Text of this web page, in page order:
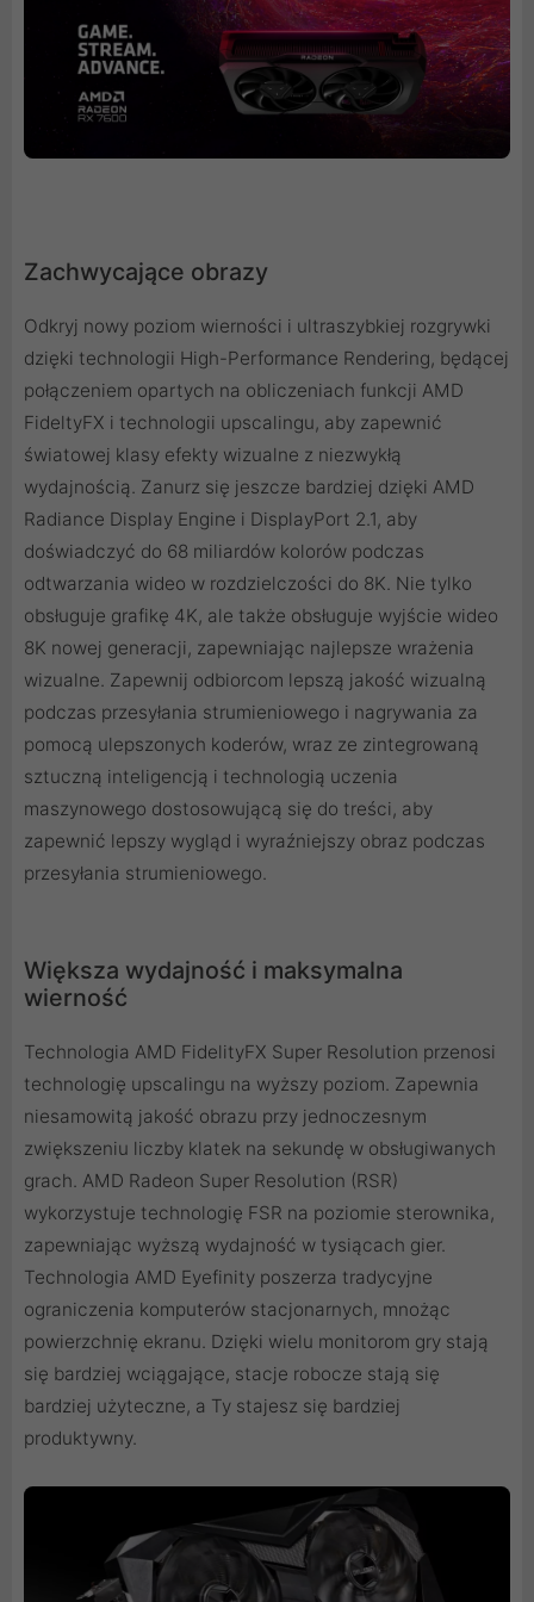
Zachwycające obrazy
Odkryj nowy poziom wierności i ultraszybkiej rozgrywki
dzięki technologii High-Performance Rendering, będącej
połączeniem opartych na obliczeniach funkcji AMD
FideltyFX i technologii upscalingu, aby zapewnić
światowej klasy efekty wizualne z niezwykłą
wydajnością. Zanurz się jeszcze bardziej dzięki AMD
Radiance Display Engine i DisplayPort 2.1, aby
doświadczyć do 68 miliardów kolorów podczas
odtwarzania wideo w rozdzielczości do 8K. Nie tylko
obsługuje grafikę 4K, ale także obsługuje wyjście wideo
8K nowej generacji, zapewniając najlepsze wrażenia
wizualne. Zapewnij odbiorcom lepszą jakość wizualną
podczas przesyłania strumieniowego i nagrywania za
pomocą ulepszonych koderów, wraz ze zintegrowaną
sztuczną inteligencją i technologią uczenia
maszynowego dostosowującą się do treści, aby
zapewnić lepszy wygląd i wyraźniejszy obraz podczas
przesyłania strumieniowego.
Większa wydajność i maksymalna
wierność
Technologia AMD FidelityFX Super Resolution przenosi
technologię upscalingu na wyższy poziom. Zapewnia
niesamowitą jakość obrazu przy jednoczesnym
zwiększeniu liczby klatek na sekundę w obsługiwanych
grach. AMD Radeon Super Resolution (RSR)
wykorzystuje technologię FSR na poziomie sterownika,
zapewniając wyższą wydajność w tysiącach gier.
Technologia AMD Eyefinity poszerza tradycyjne
ograniczenia komputerów stacjonarnych, mnożąc
powierzchnię ekranu. Dzięki wielu monitorom gry stają
się bardziej wciągające, stacje robocze stają się
bardziej użyteczne, a Ty stajesz się bardziej
produktywny.